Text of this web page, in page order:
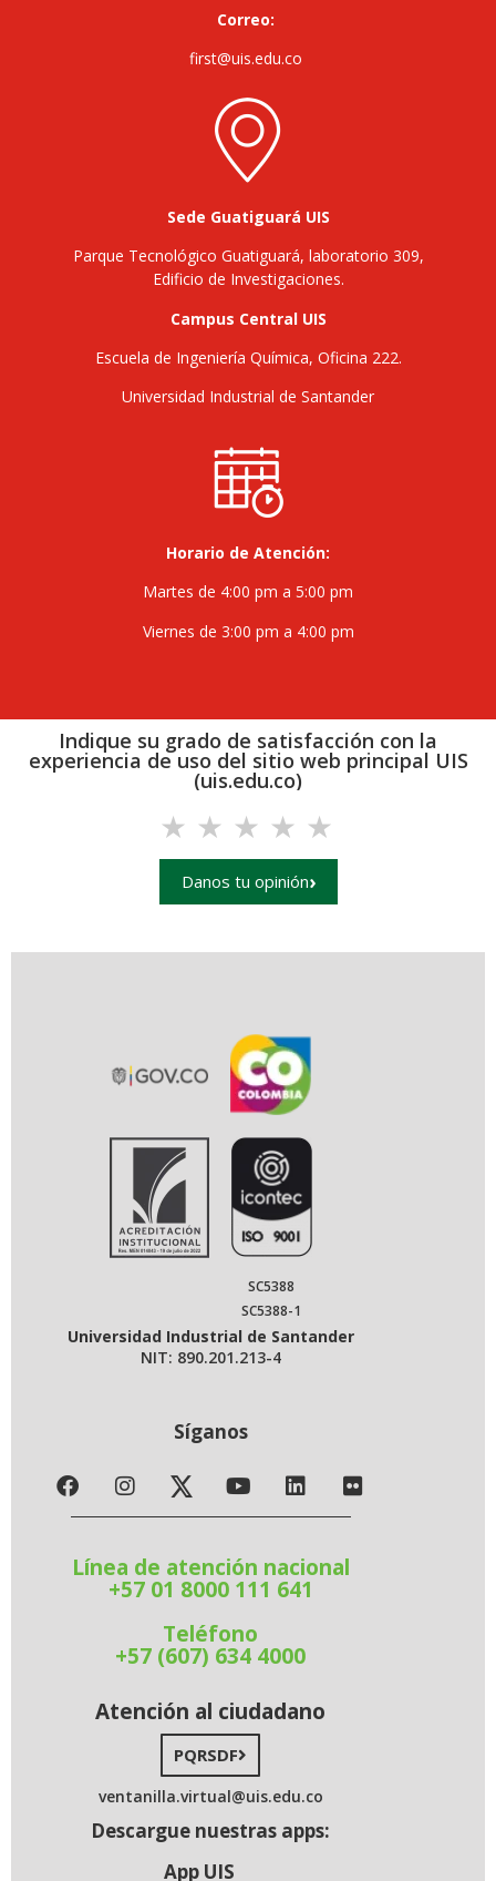
Correo:
first@uis.edu.co
Sede Guatiguará UIS
Parque Tecnológico Guatiguará, laboratorio 309,
Edificio de Investigaciones.
Campus Central UIS
Escuela de Ingeniería Química, Oficina 222.
Universidad Industrial de Santander
Horario de Atención:
Martes de 4:00 pm a 5:00 pm
Viernes de 3:00 pm a 4:00 pm
Indique su grado de satisfacción con la
experiencia de uso del sitio web principal UIS
(uis.edu.co)